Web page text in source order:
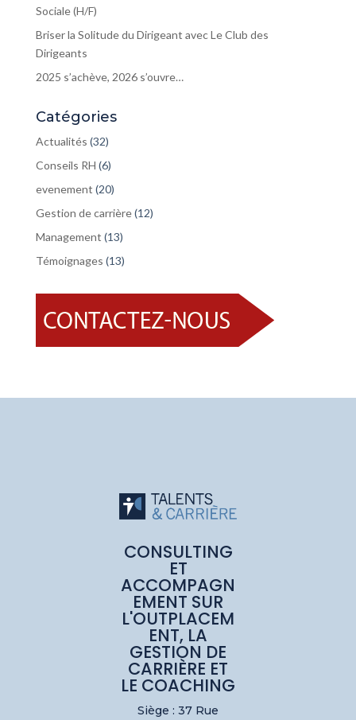
Sociale (H/F)
Briser la Solitude du Dirigeant avec Le Club des
Dirigeants
2025 s’achève, 2026 s’ouvre…
Catégories
Actualités (32)
Conseils RH (6)
evenement (20)
Gestion de carrière(12)
Management (13)
Témoignages (13)
CONSULTING
ET
ACCOMPAGN
EMENT SUR
L'OUTPLACEM
ENT, LA
GESTION DE
CARRIÈRE ET
LE COACHING
Siège : 37 Rue